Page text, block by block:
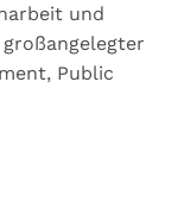
und
Public